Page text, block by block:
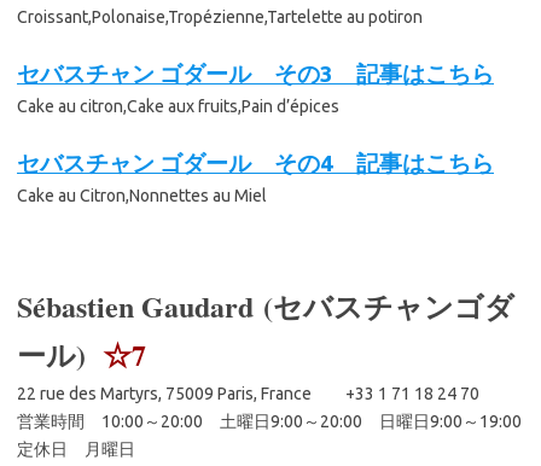
Croissant,Polonaise,Tropézienne,Tartelette au potiron
セバスチャン ゴダール その3 記事はこちら
Cake au citron,Cake aux fruits,Pain d’épices
セバスチャン ゴダール その4 記事はこちら
Cake au Citron,Nonnettes au Miel
Sébastien Gaudard (セバスチャンゴダ
ール) ☆7
22 rue des Martyrs, 75009 Paris, France +33 1 71 18 24 70
営業時間 10:00～20:00 土曜日9:00～20:00 日曜日9:00～19:00
定休日 月曜日